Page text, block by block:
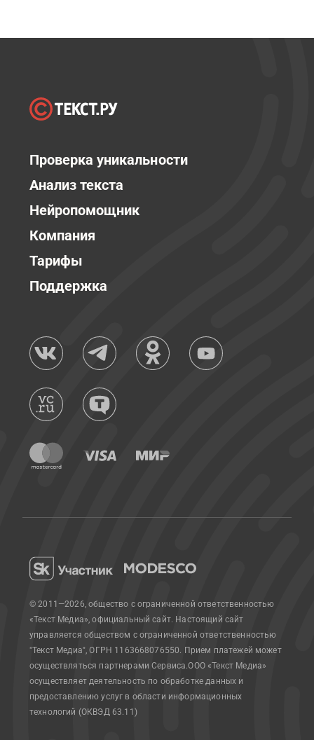
Проверка уникальности
Анализ текста
Нейропомощник
Компания
Тарифы
Поддержка
© 2011—2026, общество с ограниченной ответственностью
«Текст Медиа», официальный сайт. Настоящий сайт
управляется обществом с ограниченной ответственностью
"Текст Медиа", ОГРН 1163668076550. Прием платежей может
осуществляться партнерами Сервиса.ООО «Текст Медиа»
осуществляет деятельность по обработке данных и
предоставлению услуг в области информационных
технологий (ОКВЭД 63.11)